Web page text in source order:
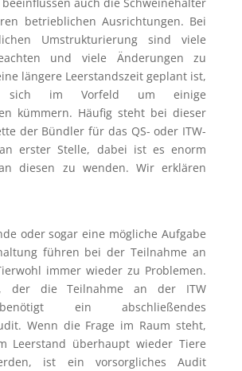
betrieblichen Ausrichtungen. Bei
Umstrukturierung sind viele
und viele Änderungen zu
längere Leerstandszeit geplant ist,
sich im Vorfeld um einige
kümmern. Häufig steht bei dieser
der Bündler für das QS- oder ITW-
erster Stelle, dabei ist es enorm
diesen zu wenden. Wir erklären
oder sogar eine mögliche Aufgabe
führen bei der Teilnahme an
immer wieder zu Problemen.
der die Teilnahme an der ITW
ein abschließendes
Wenn die Frage im Raum steht,
Leerstand überhaupt wieder Tiere
ist ein vorsorgliches Audit